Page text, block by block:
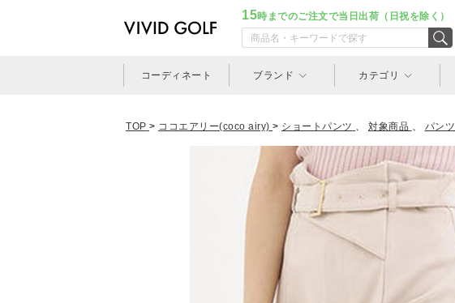
15時までのご注文で当日出荷（日祝を除く）
コーディネート ブランド カテゴリ
TOP > ココエアリー(coco airy) > ショートパンツ 、 対象商品 、 パンツ